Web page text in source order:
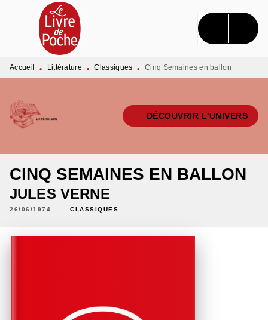
MENU RECHERCHE CONTENU
PIED DE PAGE
Accueil • Littérature • Classiques • Cinq Semaines en ballon
DÉCOUVRIR L'UNIVERS
CINQ SEMAINES EN BALLON
JULES VERNE
26/06/1974 CLASSIQUES